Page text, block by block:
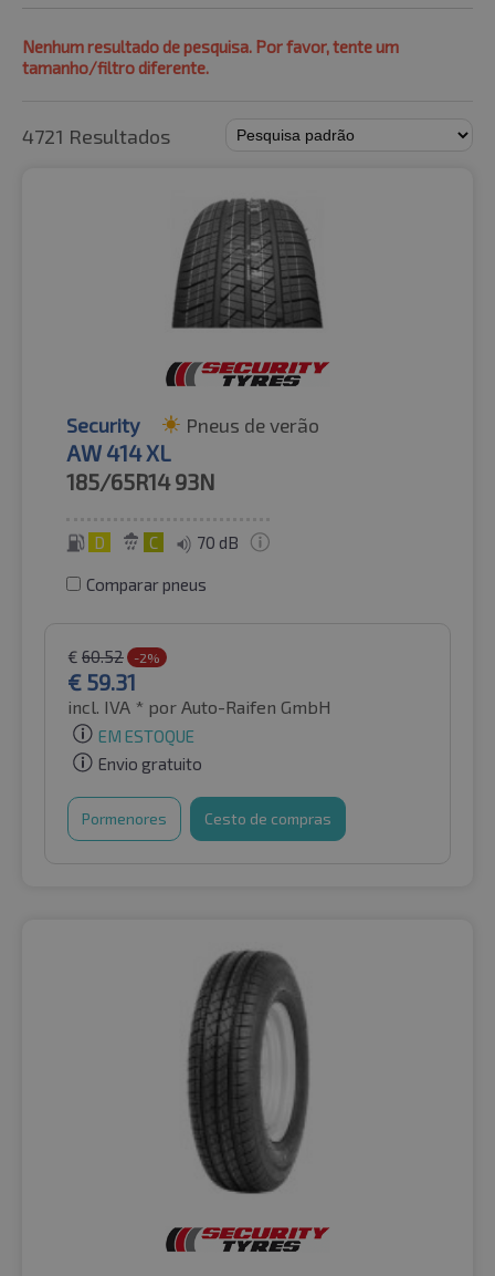
Nenhum resultado de pesquisa. Por favor, tente um
tamanho/filtro diferente.
4721 Resultados
Security Pneus de verão
AW 414 XL
185/65R14 93N
D C 70 dB
Comparar pneus
€ 60.52 -2%
€ 59.31
incl. IVA * por Auto-Raifen GmbH
EM ESTOQUE
Envio gratuito
Pormenores Cesto de compras